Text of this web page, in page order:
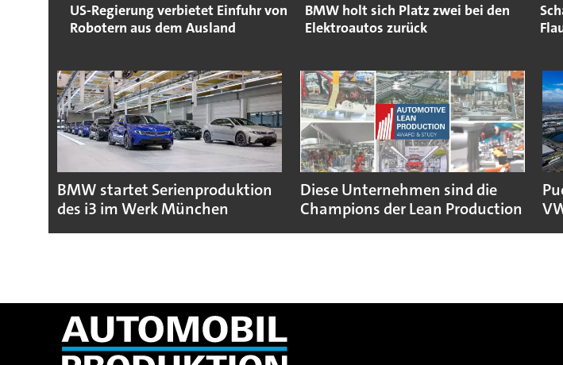
US-Regierung verbietet Einfuhr von
Robotern aus dem Ausland
BMW holt sich Platz zwei bei den
Elektroautos zurück
BMW startet Serienproduktion
des i3 im Werk München
Diese Unternehmen sind die
Champions der Lean Production